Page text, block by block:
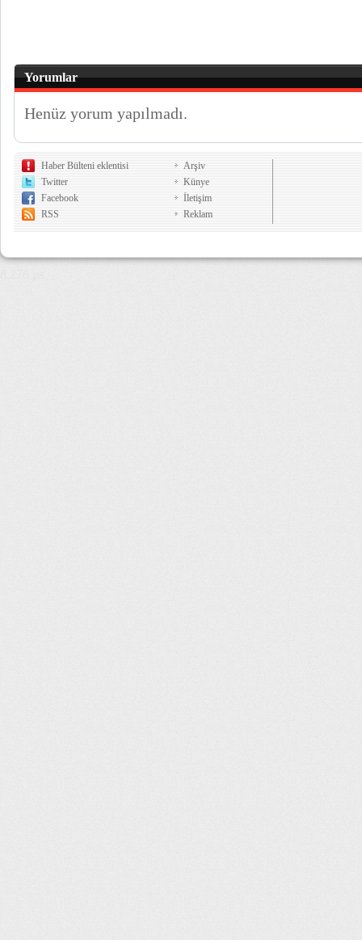
Yorumlar
Henüz yorum yapılmadı.
Haber Bülteni eklentisi
Twitter
Facebook
RSS
Arşiv
Künye
İletişim
Reklam